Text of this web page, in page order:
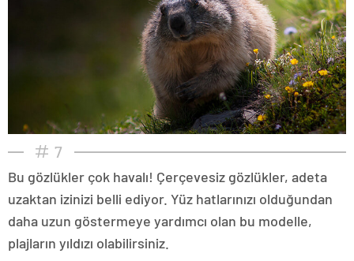
7
Bu gözlükler çok havalı! Çerçevesiz gözlükler, adeta
uzaktan izinizi belli ediyor. Yüz hatlarınızı olduğundan
daha uzun göstermeye yardımcı olan bu modelle,
plajların yıldızı olabilirsiniz.